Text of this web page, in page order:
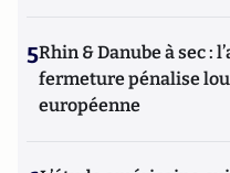
5Rhin & Danube à sec :
fermeture pénalise
européenne